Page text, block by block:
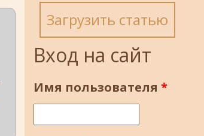
Загрузить статью
Вход на сайт
Имя пользователя *